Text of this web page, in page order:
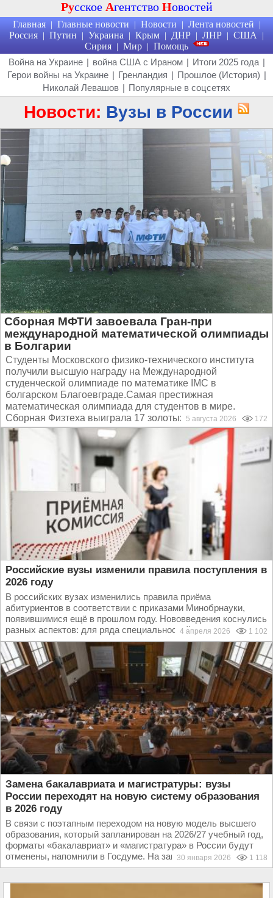
Русское Агентство Новостей
Главная | Главные новости | Новости | Лента новостей |
Россия | Путин | Украина | Крым | ДНР | ЛНР | США |
Сирия | Мир | Помощь
Война на Украине | война США с Ираном | Итоги 2025 года |
Герои войны на Украине | Гренландия | Прошлое (История) |
Николай Левашов | Популярные в соцсетях
Новости: Вузы в России
Сборная МФТИ завоевала Гран-при
международной математической олимпиады
в Болгарии
Студенты Московского физико-технического института
получили высшую награду на Международной
студенческой олимпиаде по математике IMC в
болгарском Благоевграде.Самая престижная
математическая олимпиада для студентов в мире.
Сборная Физтеха выиграла 17 золотых...5 августа 2026 172
Российские вузы изменили правила поступления в
2026 году
В российских вузах изменились правила приёма
абитуриентов в соответствии с приказами Минобрнауки,
появившимися ещё в прошлом году. Нововведения коснулись
разных аспектов: для ряда специальностей...4 апреля 2026 1 102
Замена бакалавриата и магистратуры: вузы
России переходят на новую систему образования
в 2026 году
В связи с поэтапным переходом на новую модель высшего
образования, который запланирован на 2026/27 учебный год,
форматы «бакалавриат» и «магистратура» в России будут
отменены, напомнили в Госдуме. На замену им...
30 января 2026 1 118